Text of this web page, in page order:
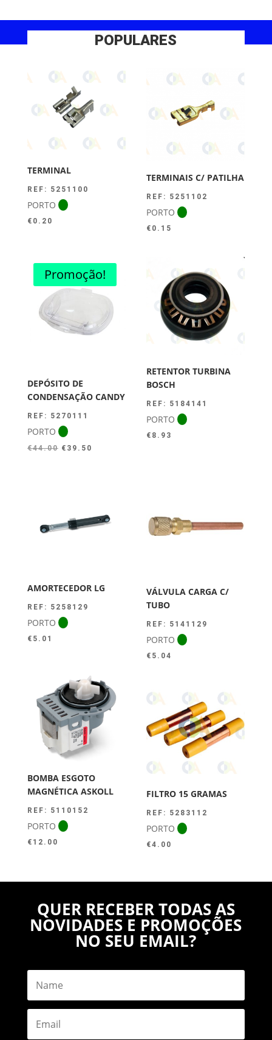
POPULARES
TERMINAL
REF: 5251100
PORTO
€ 0.20
TERMINAIS C/ PATILHA
REF: 5251102
PORTO
€ 0.15
Promoção!
DEPÓSITO DE
CONDENSAÇÃO CANDY
REF: 5270111
PORTO
€44.00 O
€ 39.50
RETENTOR TURBINA
BOSCH
REF: 5184141
PORTO
€ 8.93
AMORTECEDOR LG
REF: 5258129
PORTO
€ 5.01
VÁLVULA CARGA C/
TUBO
REF: 5141129
PORTO
€ 5.04
BOMBA ESGOTO
MAGNÉTICA ASKOLL
REF: 5110152
PORTO
€ 12.00
FILTRO 15 GRAMAS
REF: 5283112
PORTO
€4.00
QUER RECEBER TODAS AS
NOVIDADES E PROMOÇÕES
NO SEU EMAIL?